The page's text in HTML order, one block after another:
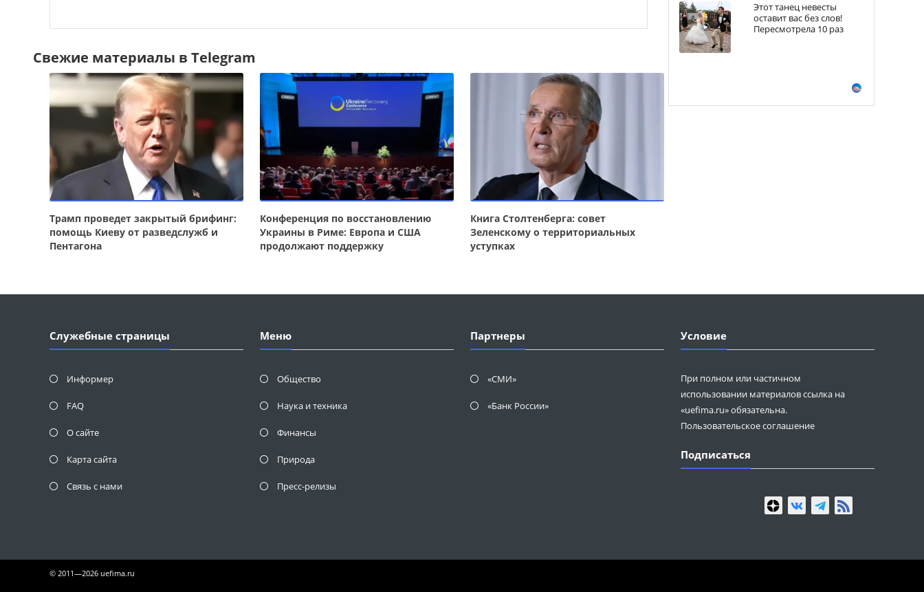
Свежие материалы в Telegram
Трамп проведет закрытый брифинг:
помощь Киеву от разведслужб и
Пентагона
Конференция по восстановлению
Украины в Риме: Европа и США
продолжают поддержку
Книга Столтенберга: совет
Зеленскому о территориальных
уступках
Этот танец невесты
оставит вас без слов!
Пересмотрела 10 раз
Служебные страницы
Информер
FAQ
О сайте
Карта сайта
Связь с нами
Меню
Общество
Наука и техника
Финансы
Природа
Пресс-релизы
Партнеры
«СМИ»
«Банк России»
Условие
При полном или частичном
использовании материалов ссылка на
«uefima.ru» обязательна.
Пользовательское соглашение
Подписаться
© 2011—2026 uefima.ru